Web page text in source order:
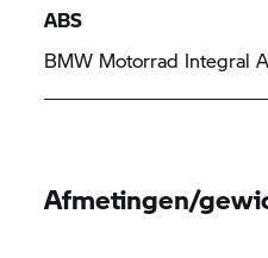
ABS
BMW Motorrad Integral
Afmetingen/